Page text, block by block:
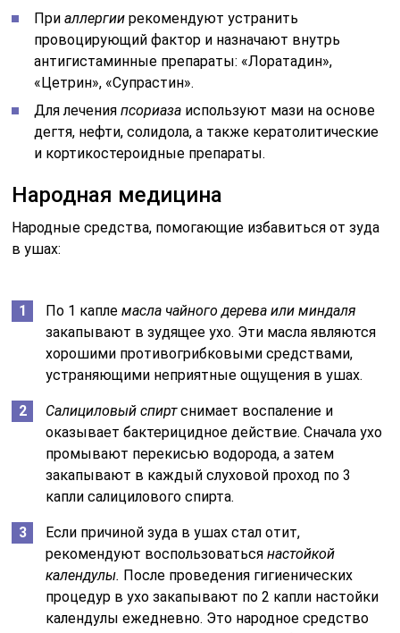
Приаллергии рекомендуют устранить
провоцирующий фактор и назначают внутрь
антигистаминные препараты: «Лоратадин»,
«Цетрин», «Супрастин».
Для леченияпсориаза используют мази на основе
дегтя, нефти, солидола, а также кератолитические
и кортикостероидные препараты.
Народная медицина
Народные средства, помогающие избавиться от зуда
в ушах:
По 1 каплемасла чайного дерева или миндаля
закапывают в зудящее ухо. Эти масла являются
хорошими противогрибковыми средствами,
устраняющими неприятные ощущения в ушах.
Салициловый спиртснимает воспаление и
оказывает бактерицидное действие. Сначала ухо
промывают перекисью водорода, а затем
закапывают в каждый слуховой проход по 3
капли салицилового спирта.
Если причиной зуда в ушах стал отит,
рекомендуют воспользоватьсянастойкой
календулы. После проведения гигиенических
процедур в ухо закапывают по 2 капли настойки
календулы ежедневно. Это народное средство